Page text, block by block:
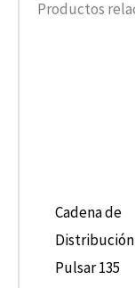
Productos
Cadena de
Pulsar 135